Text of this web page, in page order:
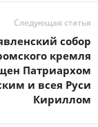
Следующая статья
собор
кремля
Патриархом
и всея Руси
Кириллом